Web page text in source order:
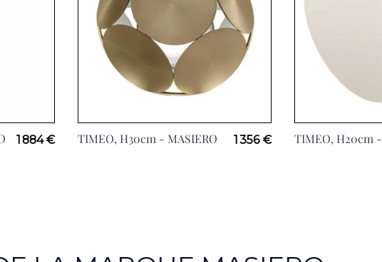
1 884 € TIMEO, H30cm - MASIERO 1 356 € TIMEO, H20cm -